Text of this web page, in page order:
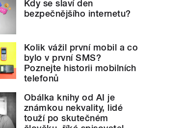
Kdy se slaví den
bezpečnějšího internetu?
Kolik vážil první mobil a co
bylo v první SMS?
Poznejte historii mobilních
telefonů
Obálka knihy od AI je
známkou nekvality, lidé
touží po skutečném